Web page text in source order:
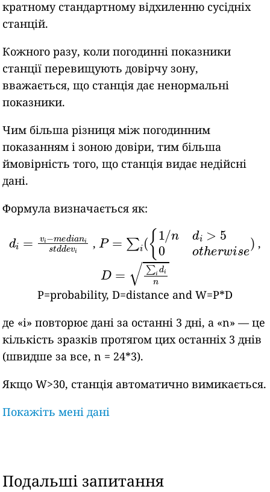
кратному стандартному відхиленню сусідніх
станцій.
Кожного разу, коли погодинні показники
станції перевищують довірчу зону,
вважається, що станція дає ненормальні
показники.
Чим більша різниця між погодинним
показанням і зоною довіри, тим більша
ймовірність того, що станція видає недійсні
дані.
Формула визначається як:
i− media dev i
,
i({1 / nd i>5 ot he rw e
,
D din
P=probability, D=distance and W=P*D
де «i» повторює дані за останні 3 дні, а «n» — це
кількість зразків протягом цих останніх 3 днів
(швидше за все, n = 24*3).
Якщо W>30, станція автоматично вимикається.
Покажіть мені дані
Подальші запитання